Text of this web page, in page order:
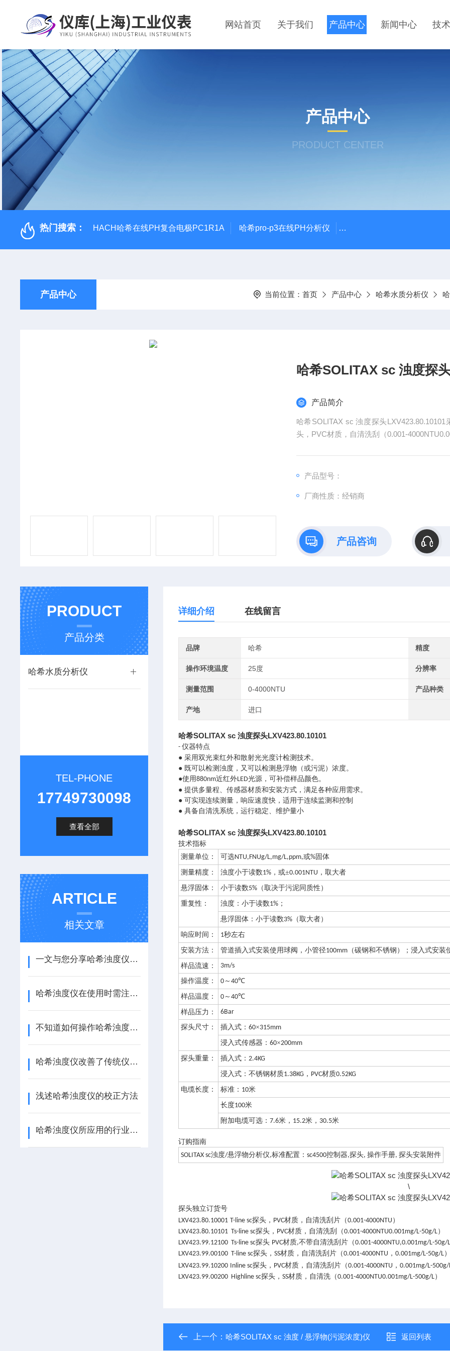
网站首页 关于我们 产品中心 新闻中心 技
产品中心
PRODUCT CENTER
热门搜索： HACH哈希在线PH复合电极PC1R1A 哈希pro-p3在线PH分析仪 哈希在线PH计电极PD1R1
产品中心 当前位置： 首页 产品中心 哈希水质分析仪
哈希SOLITAX sc 浊度探
产品简介
哈希SOLITAX sc 浊度探头
头，PVC材质，自清洗刮（0.001-
产品型号：
厂商性质：经销商
产品咨询
PRODUCT
产品分类
哈希水质分析仪
TEL-PHONE
17749730098
查看全部
ARTICLE
相关文章
一文与您分享哈希浊度仪的常见故障相应解决方法
哈希浊度仪在使用时需注意的要点
不知道如何操作哈希浊度仪？进来看
哈希浊度仪改善了传统仪器的局限性
浅述哈希浊度仪的校正方法
哈希浊度仪所应用的行业及常见故障处理方法介绍
详细介绍 在线留言
品牌 哈希 精度
操作环境温度 25度 分辨率
测量范围 0-4000NTU 产品种类
产地 进口
哈希SOLITAX sc 浊度探头LXV423.80.10101
-仪器特点
● 采用双光束红外和散射光光度计检测技术。
● 既可以检测浊度，又可以检测悬浮物（或污泥）浓度。
●使用880nm近红外LED光源，可补偿样品颜色。
● 提供多量程、传感器材质和安装方式，满足各种应用需求。
● 可实现连续测量，响应速度快，适用于连续监测和控制
● 具备自清洗系统，运行稳定、维护量小
哈希SOLITAX sc 浊度探头LXV423.80.10101
技术指标
测量单位：
可选NTU,FNUg/L,mg/L,ppm,或%固体
测量精度： 浊度小于读数1% ，或±0.001NTU ，取大者
悬浮固体： 小于读数5% （取决于污泥同质性）
重复性： 浊度：小于读数1% ；
悬浮固体：小于读数3% （取大者）
响应时间： 1秒左右
安装方法： 管道插入式安装使用球阀，小管径100mm （碳钢和不锈钢）；浸入式安装
样品流速：
3m/s
操作温度：
0 ～40℃
样品温度： 0 ～40℃
样品压力：
6Bar
探头尺寸：
插入式：60×315mm
浸入式传感器：60×200mm
探头重量：
插入式：2.4KG
浸入式：不锈钢材质1.38KG ， PVC材质0.52KG
电缆长度：
标准： 10米
长度100米
附加电缆可选：7.6米， 15.2米， 30.5米
订购指南
SOLITAX sc浊度/悬浮物分析仪,标准配置：sc4500控制器,探头,操作手册,探头安装附件
\
探头独立订货号
LXV423.80.10001 T-line sc探头， PVC材质，自清洗刮片（0.001-4000NTU ）
LXV423.80.10101 Ts-line sc探头， PVC材质，自清洗刮（0.001-4000NTU0.001mg/L-50g/L）
LXV423.99.12100 Ts-line sc探头 PVC材质,不带自清洗刮片（0.001-4000NTU,0.001mg/L-50g/
LXV423.99.00100 T-line sc探头，SS材质，自清洗刮片（0.001-4000NTU ，0.001mg/L-50g/L
LXV423.99.10200 Inline sc探头， PVC材质，自清洗刮片（0.001-4000NTU ，0.001mg/L-500g/
LXV423.99.00200 Highline sc探头，SS材质，自清洗（0.001-4000NTU0.001mg/L-500g/L）
上一个： 哈希SOLITAX sc 浊度 / 悬浮物(污泥浓度)仪 返回列表